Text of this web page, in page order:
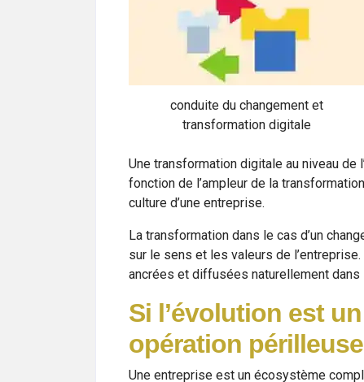
conduite du changement et
transformation digitale
Une transformation digitale au niveau
fonction de l’ampleur de la
culture d’une entreprise.
La transformation dans le cas d’un
sur le sens et les valeurs de
ancrées et diffusées naturellement
Si l’évolution est
opération
Une entreprise est un écosystème